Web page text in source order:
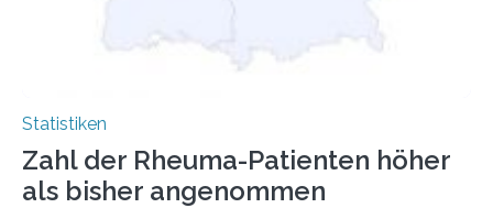
Statistiken
Zahl der Rheuma-Patienten höher
als bisher angenommen